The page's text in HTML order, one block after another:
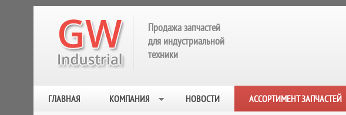
Продажа запчастей
для индустриальной
техники
ГЛАВНАЯ КОМПАНИЯ НОВОСТИ АССОРТИМЕНТ ЗАПЧАСТЕЙ